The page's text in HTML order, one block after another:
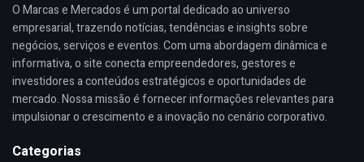
O Marcas e Mercados é um portal dedicado ao universo
empresarial, trazendo notícias, tendências e insights sobre
negócios, serviços e eventos. Com uma abordagem dinâmica e
informativa, o site conecta empreendedores, gestores e
investidores a conteúdos estratégicos e oportunidades de
mercado. Nossa missão é fornecer informações relevantes para
impulsionar o crescimento e a inovação no cenário corporativo.
Categorias